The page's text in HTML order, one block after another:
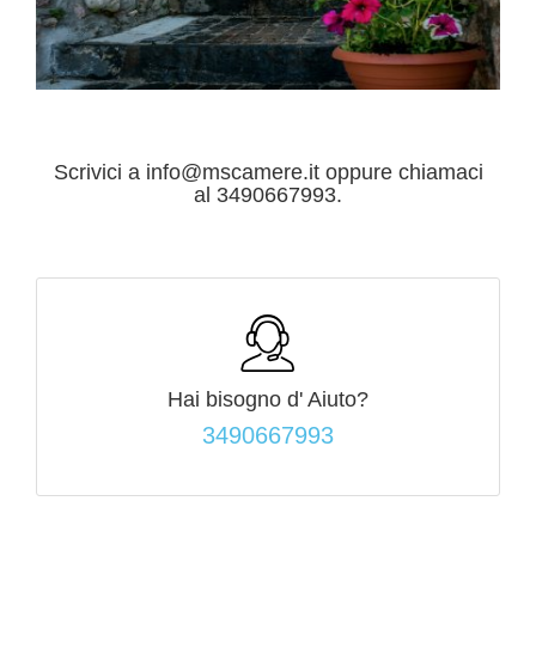
Scrivici a info@mscamere.it oppure chiamaci
al 3490667993.
Hai bisogno d' Aiuto?
3490667993